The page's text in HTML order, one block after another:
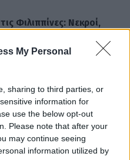
My Personal
sharing to third parties, or
information for
use the below opt-out
Please note that after your
may continue seeing
information utilized by
Φιλιππίνες: Νεκροί,
2026